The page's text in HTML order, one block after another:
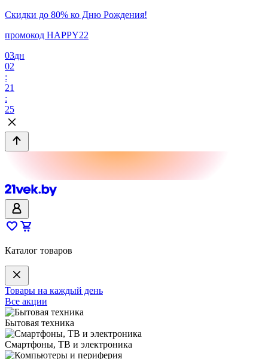
Скидки до 80% ко Дню Рождения!
промокод HAPPY22
03дн
02
:
21
:
25
Каталог товаров
Товары на каждый день
Все акции
Бытовая техника
Смартфоны, ТВ и электроника